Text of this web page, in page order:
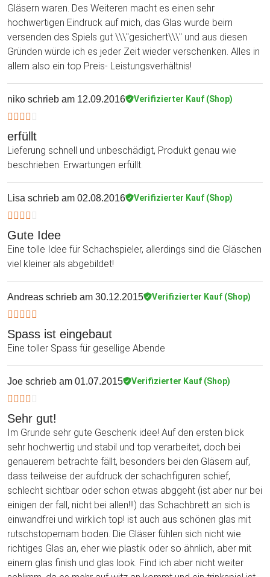
Gläsern waren. Des Weiteren macht es einen sehr
hochwertigen Eindruck auf mich, das Glas wurde beim
versenden des Spiels gut \\\"gesichert\\\" und aus diesen
Gründen würde ich es jeder Zeit wieder verschenken. Alles in
allem also ein top Preis- Leistungsverhältnis!
niko schrieb am 12.09.2016 Verifizierter Kauf (Shop)
erfüllt
Lieferung schnell und unbeschädigt, Produkt genau wie
beschrieben. Erwartungen erfüllt.
Lisa schrieb am 02.08.2016 Verifizierter Kauf (Shop)
Gute Idee
Eine tolle Idee für Schachspieler, allerdings sind die Gläschen
viel kleiner als abgebildet!
Andreas schrieb am 30.12.2015 Verifizierter Kauf (Shop)
Spass ist eingebaut
Eine toller Spass für gesellige Abende
Joe schrieb am 01.07.2015 Verifizierter Kauf (Shop)
Sehr gut!
Im Grunde sehr gute Geschenk idee! Auf den ersten blick
sehr hochwertig und stabil und top verarbeitet, doch bei
genauerem betrachte fällt, besonders bei den Gläsern auf,
dass teilweise der aufdruck der schachfiguren schief,
schlecht sichtbar oder schon etwas abggeht (ist aber nur bei
einigen der fall, nicht bei allen!!!) das Schachbrett an sich is
einwandfrei und wirklich top! ist auch aus schönen glas mit
rutschstopernam boden. Die Gläser fühlen sich nicht wie
richtiges Glas an, eher wie plastik oder so ähnlich, aber mit
einem glas finish und glas look. Find ich aber nicht weiter